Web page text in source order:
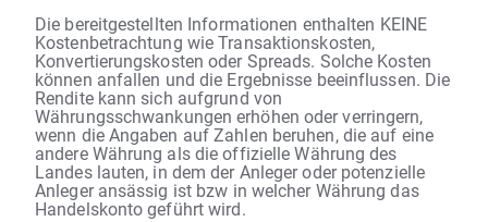
Die bereitgestellten Informationen enthalten KEINE
Kostenbetrachtung wie Transaktionskosten,
Konvertierungskosten oder Spreads. Solche Kosten
können anfallen und die Ergebnisse beeinflussen. Die
Rendite kann sich aufgrund von
Währungsschwankungen erhöhen oder verringern,
wenn die Angaben auf Zahlen beruhen, die auf eine
andere Währung als die offizielle Währung des
Landes lauten, in dem der Anleger oder potenzielle
Anleger ansässig ist bzw in welcher Währung das
Handelskonto geführt wird.